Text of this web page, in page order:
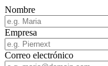
Nombre
Empresa
Correo electrónico